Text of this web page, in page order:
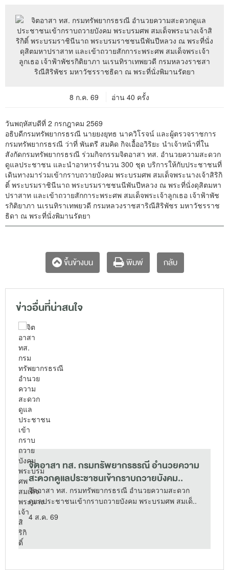
8 ก.ค. 69 อ่าน 40 ครั้ง
วันพฤหัสบดีที่ 2 กรกฎาคม 2569
อธิบดีกรมทรัพยากรธรณี นายยงยุทธ นาควิโรจน์ และผู้ตรวจราชการ
กรมทรัพยากรธรณี ว่าที่ พันตรี สมคิด กิจเอื้ออวิริยะ นำเจ้าหน้าที่ใน
สังกัดกรมทรัพยากรธรณี ร่วมกิจกรรมจิตอาสา ทส. อำนวยความสะดวก
ดูแลประชาชน และนำอาหารจำนวน 300 ชุด บริการให้กับประชาชนที่
เดินทางมาร่วมเข้ากราบถวายบังคม พระบรมศพ สมเด็จพระนางเจ้าสิริกิ
ติ์ พระบรมราชินีนาถ พระบรมราชชนนีพันปีหลวง ณ พระที่นั่งดุสิตมหา
ปราสาท และเข้าถวายสักการะพระศพ สมเด็จพระเจ้าลูกเธอ เจ้าฟ้าพัช
รกิติยาภา นเรนทิราเทพยวดี กรมหลวงราชสาริณีสิริพัชร มหาวัชรราช
ธิดา ณ พระที่นั่งพิมานรัตยา
ขึ้นข้างบน พิมพ์ กลับ
ข่าวอื่นที่น่าสนใจ
จิตอาสา ทส. กรมทรัพยากรธรณี อำนวยความ
สะดวกดูแลประชาชนเข้ากราบถวายบังคม..
จิตอาสา ทส. กรมทรัพยากรธรณี อำนวยความสะดวก
ดูแลประชาชนเข้ากราบถวายบังคม พระบรมศพ สมเด็..
4 ส.ค. 69